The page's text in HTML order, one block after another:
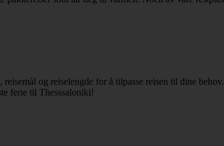
og reiselengde for å tilpasse reisen til dine
ferie til Thesssaloniki!